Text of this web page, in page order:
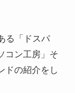
る「ドスパ
コン工房」そ
ドの紹介をし